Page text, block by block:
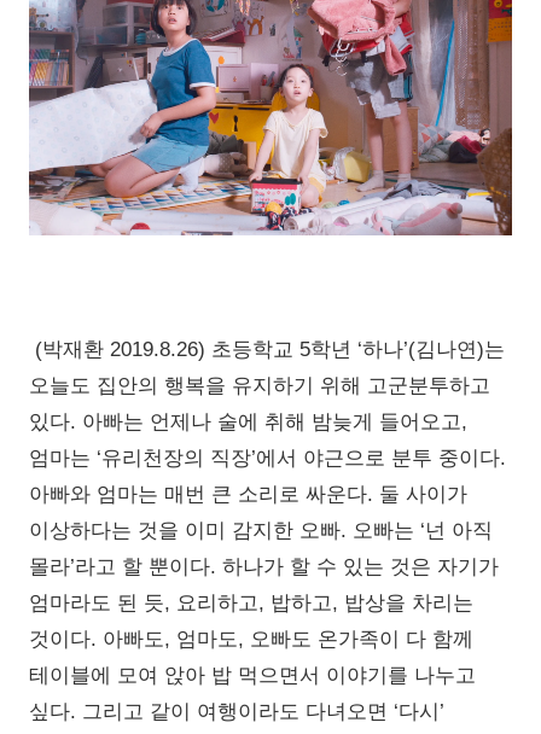
(박재환 2019.8.26) 초등학교 5학년 ‘하나’(김나연)는
오늘도 집안의 행복을 유지하기 위해 고군분투하고
있다. 아빠는 언제나 술에 취해 밤늦게 들어오고,
엄마는 ‘유리천장의 직장’에서 야근으로 분투 중이다.
아빠와 엄마는 매번 큰 소리로 싸운다. 둘 사이가
이상하다는 것을 이미 감지한 오빠. 오빠는 ‘넌 아직
몰라’라고 할 뿐이다. 하나가 할 수 있는 것은 자기가
엄마라도 된 듯, 요리하고, 밥하고, 밥상을 차리는
것이다. 아빠도, 엄마도, 오빠도 온가족이 다 함께
테이블에 모여 앉아 밥 먹으면서 이야기를 나누고
싶다. 그리고 같이 여행이라도 다녀오면 ‘다시’